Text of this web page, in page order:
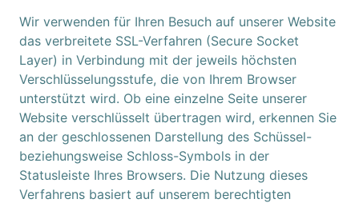
springen
Wir verwenden für Ihren Besuch auf unserer Website
das verbreitete SSL-Verfahren (Secure Socket
Layer) in Verbindung mit der jeweils höchsten
Verschlüsselungsstufe, die von Ihrem Browser
unterstützt wird. Ob eine einzelne Seite unserer
Website verschlüsselt übertragen wird, erkennen Sie
an der geschlossenen Darstellung des Schüssel-
beziehungsweise Schloss-Symbols in der
Statusleiste Ihres Browsers. Die Nutzung dieses
Verfahrens basiert auf unserem berechtigten